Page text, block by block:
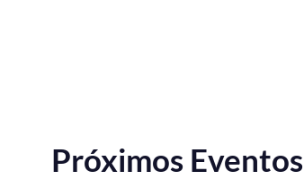
Próximos Eventos